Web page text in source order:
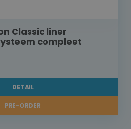
Classic liner
compleet
DETAIL
PRE-ORDER